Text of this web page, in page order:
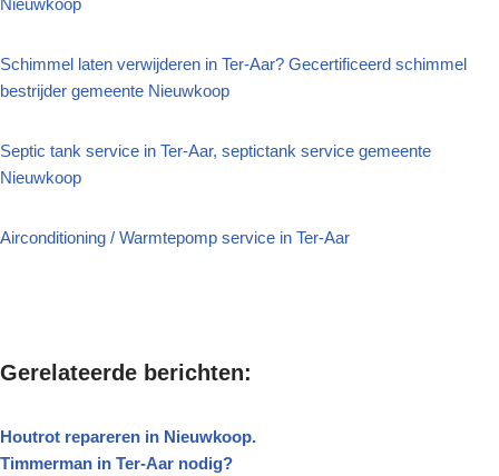
Schimmel laten verwijderen in Ter-Aar? Gecertificeerd schimmel
bestrijder gemeente Nieuwkoop
Septic tank service in Ter-Aar, septictank service gemeente
Nieuwkoop
Airconditioning / Warmtepomp service in Ter-Aar
Gerelateerde berichten:
Houtrot repareren in Nieuwkoop.
Timmerman in Ter-Aar nodig?